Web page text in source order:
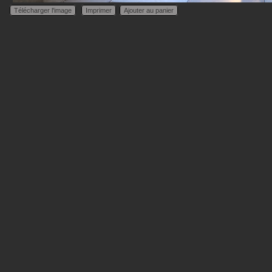
Télécharger l'image Imprimer Ajouter au panier